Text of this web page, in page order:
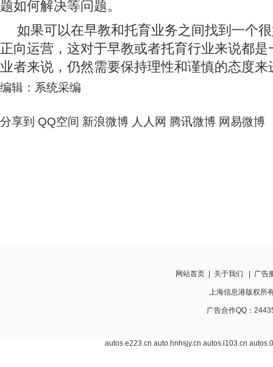
题如何解决等问题。
如果可以在早教和托育业务之间找到一个
正向运营，这对于早教或者托育行业来说都
业者来说，仍然需要保持理性和谨慎的态度
编辑：系统采编
分享到 QQ空间 新浪微博 人人网 腾讯微博 网易微博
网站首页 关于我们 广告
上海信息港版权
广告合作QQ：
autos.e223.cn auto.hnhsjy.cn autos.i103.cn